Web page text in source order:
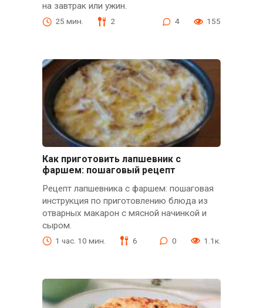
на завтрак или ужин.
25 мин. 2 4 155
Как приготовить лапшевник с
фаршем: пошаговый рецепт
Рецепт лапшевника с фаршем: пошаговая
инструкция по приготовлению блюда из
отварных макарон с мясной начинкой и
сыром.
1 час. 10 мин. 6 0 1.1к.